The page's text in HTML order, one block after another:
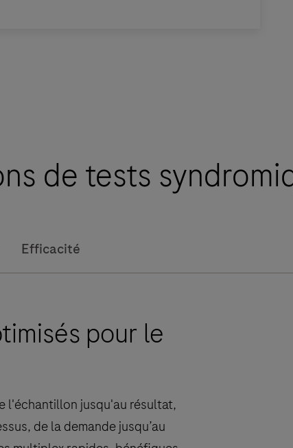
eplexde tests
Efficacité
pour le
l'échantillon jusqu'au résultat,
de la demande jusqu’au